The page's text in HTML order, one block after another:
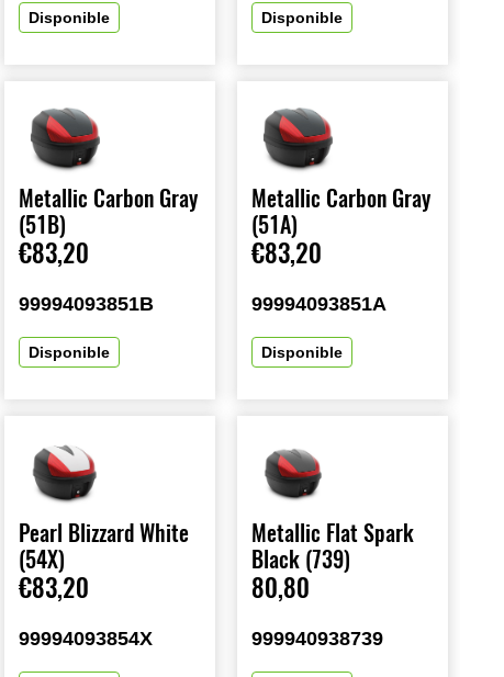
Disponible Disponible
Metallic Carbon Gray
(51B)
€83,20
99994093851B
Disponible
Metallic Carbon Gray
(51A)
€83,20
99994093851A
Disponible
Pearl Blizzard White
(54X)
€83,20
99994093854X
Metallic Flat Spark
Black (739)
80,80
999940938739